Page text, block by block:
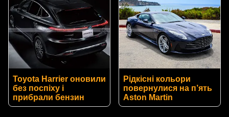
Toyota Harrier оновили
без поспіху і
прибрали бензин
Рідкісні кольори
повернулися на п’ять
Aston Martin